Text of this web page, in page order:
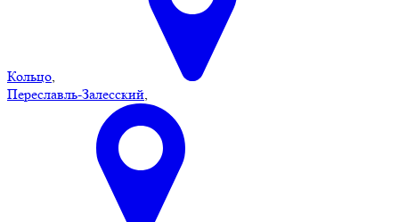
Кольцо,
Переславль-Залесский,